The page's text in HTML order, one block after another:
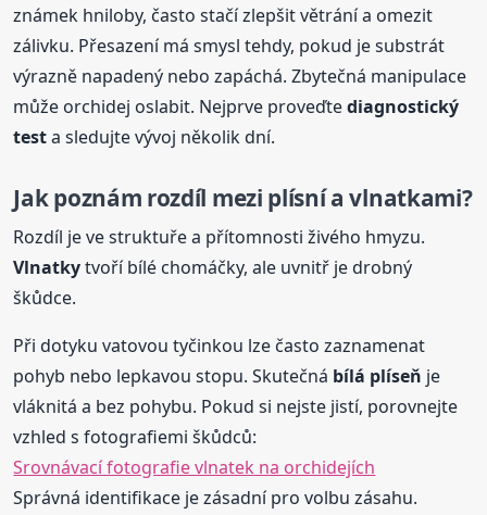
známek hniloby, často stačí zlepšit větrání a omezit
zálivku. Přesazení má smysl tehdy, pokud je substrát
výrazně napadený nebo zapáchá. Zbytečná manipulace
může orchidej oslabit. Nejprve proveďtediagnostický
testa sledujte vývoj několik dní.
Jak poznám rozdíl mezi plísní a vlnatkami?
Rozdíl je ve struktuře a přítomnosti živého hmyzu.
Vlnatkytvoří bílé chomáčky, ale uvnitř je drobný
škůdce.
Při dotyku vatovou tyčinkou lze často zaznamenat
pohyb nebo lepkavou stopu. Skutečná bílá plíseň je
vláknitá a bez pohybu. Pokud si nejste jistí, porovnejte
vzhled s fotografiemi škůdců:
Srovnávací fotografie vlnatek na orchidejích
Správná identifikace je zásadní pro volbu zásahu.